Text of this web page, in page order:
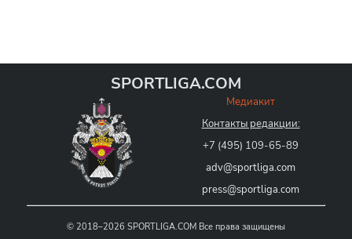
SPORTLIGA.COM
Медиакит
Контакты редакции:
+7 (495) 109-65-89
adv@sportliga.com
press@sportliga.com
© 2018–2026 SPORTLIGA.COM Все права защищены